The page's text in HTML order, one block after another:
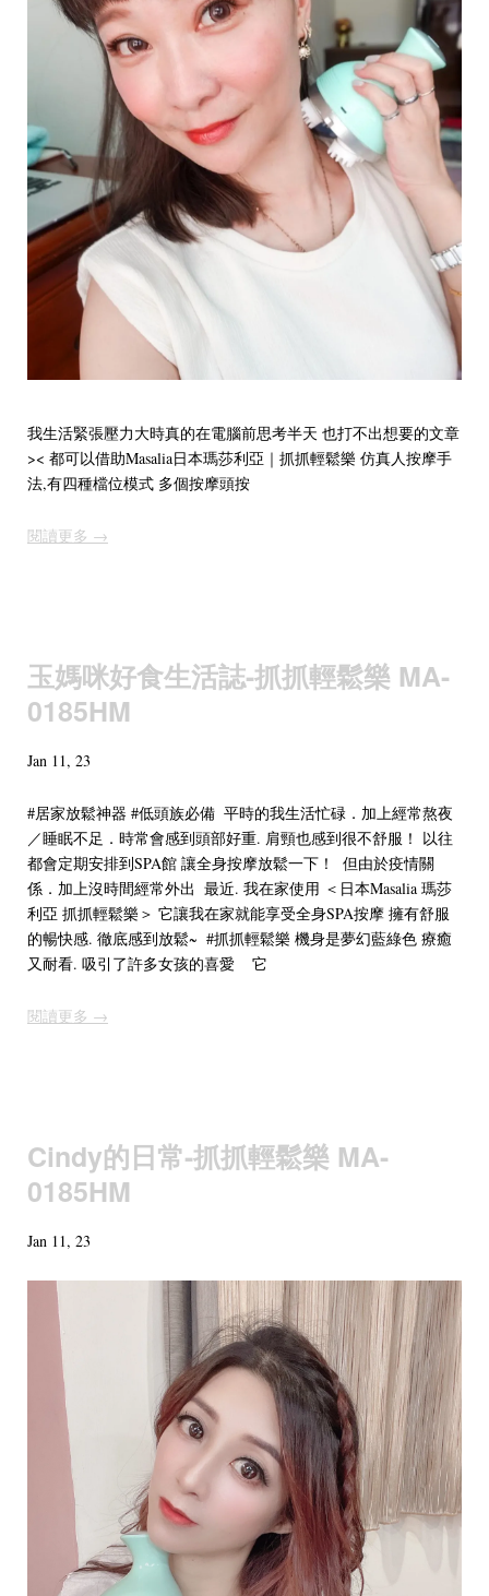
我生活緊張壓力大時真的在電腦前思考半天 也打不出想要的文章
>< 都可以借助Masalia日本瑪莎利亞｜抓抓輕鬆樂 仿真人按摩手
法,有四種檔位模式 多個按摩頭按
閱讀更多 →
玉媽咪好食生活誌-抓抓輕鬆樂 MA-
0185HM
Jan 11, 23
#居家放鬆神器 #低頭族必備⁡ ⁡ 平時的我生活忙碌．加上經常熬夜
／睡眠不足．時常會感到頭部好重. 肩頸也感到很不舒服！⁡ 以往
都會定期安排到SPA館 讓全身按摩放鬆一下！⁡ ⁡ 但由於疫情關
係．加上沒時間經常外出⁡ ⁡ 最近. 我在家使用 ＜日本Masalia 瑪莎
利亞 抓抓輕鬆樂＞⁡ 它讓我在家就能享受全身SPA按摩⁡ 擁有舒服
的暢快感. 徹底感到放鬆~⁡ ⁡ #抓抓輕鬆樂 機身是夢幻藍綠色⁡ 療癒
又耐看. 吸引了許多女孩的喜愛 ⁡ ⁡ ⁡ 它
閱讀更多 →
Cindy的日常-抓抓輕鬆樂 MA-
0185HM
Jan 11, 23